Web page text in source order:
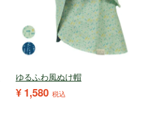
ゆるふわ風ぬけ帽
¥ 1,580 税込